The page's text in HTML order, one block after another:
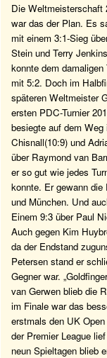
Die Weltmeisterschaft
war das der Plan. Es
mit einem 3:1-Sieg
Stein und Terry
konnte dem damaligen
mit 5:2. Doch im
späteren Weltmeister
ersten PDC-Turnier
besiegte auf dem
Chisnall(10:9) und
über Raymond van
er so gut wie jedes
konnte. Er gewann die
und München. Und
Einem 9:3 über Paul
Auch gegen Kim
da der Endstand
Petersen stand er
Gegner war.
van Gerwen blieb die
im Finale war das
erstmals den UK
der Premier League
neun Spieltagen blieb